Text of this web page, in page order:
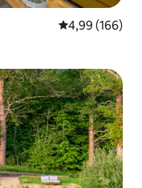
Средна
4,99 (166)